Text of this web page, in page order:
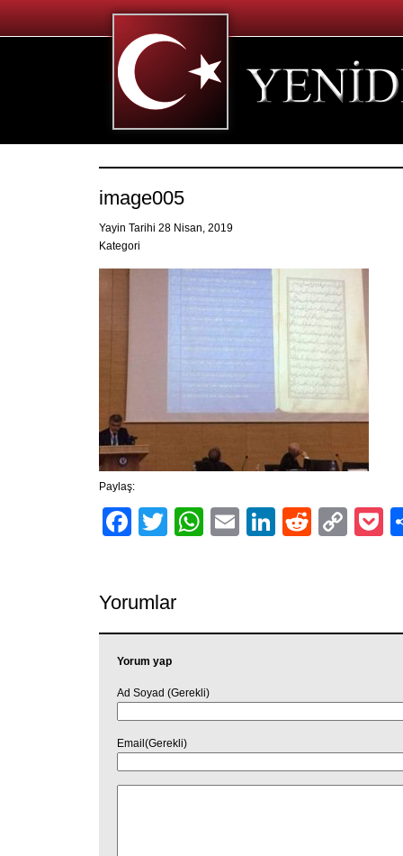
image005
Yayin Tarihi 28 Nisan, 2019
Kategori
Paylaş:
Facebook
TwitterWhatsApp
EmailLinkedIn
Reddit
Yorumlar
Yorum yap
Ad Soyad (Gerekli)
Email(Gerekli)